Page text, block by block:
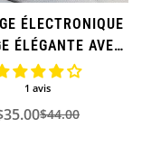
ÉLECTRONIQUE
ÉLÉGANTE AVEC
BRITANNIQUE
MINI COOPER
1 avis
Prix
Prix
$44.00